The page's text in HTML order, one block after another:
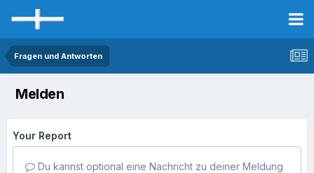
Fragen und Antworten
Melden
Your Report
Du kannst optional eine Nachricht zu deiner Meldung